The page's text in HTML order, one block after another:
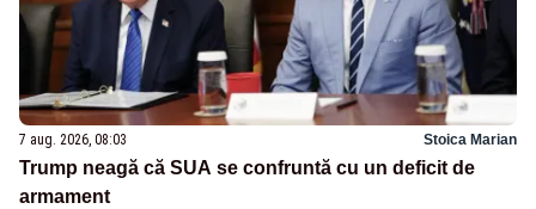
7 aug. 2026, 08:03 Stoica Marian
Trump neagă că SUA se confruntă cu un deficit de
armament